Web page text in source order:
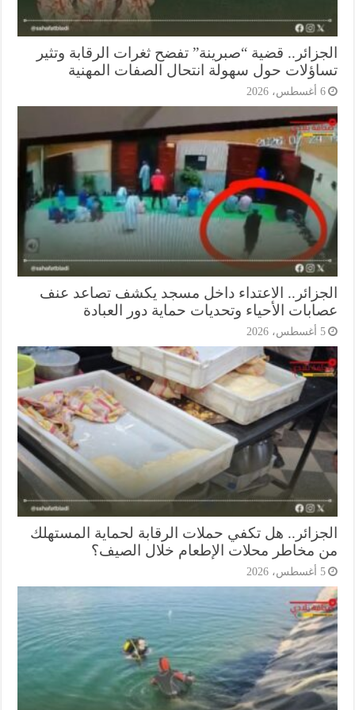
قضية “صبرينة” تفضح ثغرات الرقابة وتثير
حول سهولة انتحال الصفات المهنية
الاعتداء داخل مسجد يكشف تصاعد عنف
الأحياء وتحديات حماية دور العبادة
هل تكفي حملات الرقابة لحماية المستهلك
مخاطر محلات الإطعام خلال الصيف؟